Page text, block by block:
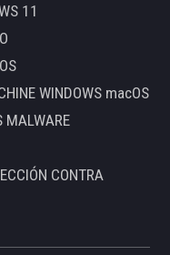
11
WINDOWS macOS
MALWARE
CONTRA